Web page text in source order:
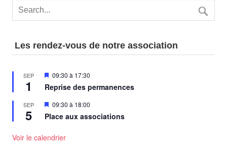
Les rendez-vous de notre association
SEP
1
Mis
avant
09:30 à 17:30
Reprise des permanences
SEP
5
Mis
avant
09:30 à 18:00
Place aux associations
Voir le calendrier